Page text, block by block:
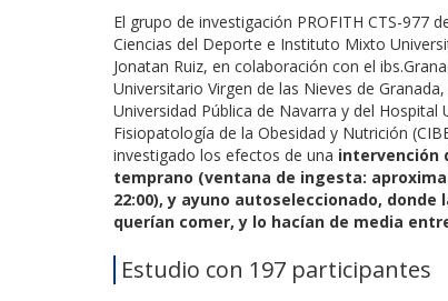
El grupo de investigación PROFITH CTS-977
Ciencias del Deporte e Instituto Mixto
Jonatan Ruiz, en colaboración con el
Universitario Virgen de las Nieves de
Universidad Pública de Navarra y del
Fisiopatología de la Obesidad y Nutrición
investigado los efectos de una intervención
temprano (ventana de ingesta:
22:00), y ayuno autoseleccionado,
querían comer, y lo hacían de media
Estudio con 197 participantes